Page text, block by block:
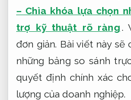
– Chìa khóa lựa chọn
trợ kỹ thuật rõ ràng.
đơn giản. Bài viết này sẽ
những bảng so sánh
quyết định chính xác
lượng của doanh nghiệp.